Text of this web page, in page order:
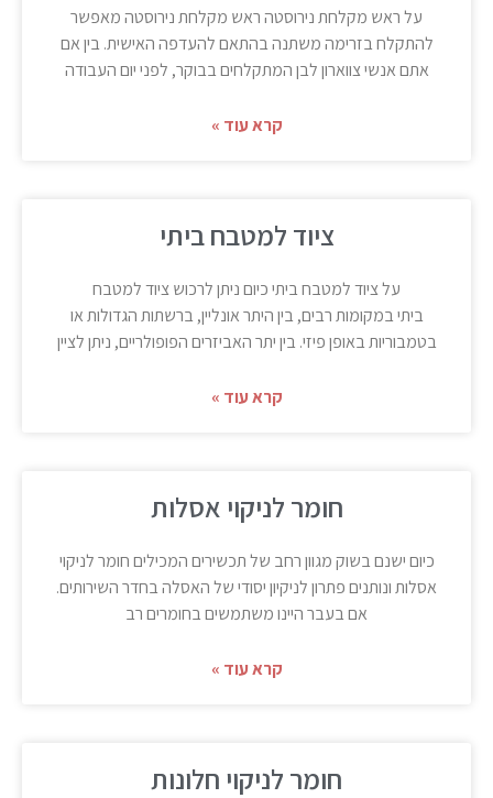
על ראש מקלחת נירוסטה ראש מקלחת נירוסטה מאפשר
להתקלח בזרימה משתנה בהתאם להעדפה האישית. בין אם
אתם אנשי צווארון לבן המתקלחים בבוקר, לפני יום העבודה
קרא עוד »
ציוד למטבח ביתי
על ציוד למטבח ביתי כיום ניתן לרכוש ציוד למטבח
ביתי במקומות רבים, בין היתר אונליין, ברשתות הגדולות או
בטמבוריות באופן פיזי. בין יתר האביזרים הפופולריים, ניתן לציין
קרא עוד »
חומר לניקוי אסלות
כיום ישנם בשוק מגוון רחב של תכשירים המכילים חומר לניקוי
אסלות ונותנים פתרון לניקיון יסודי של האסלה בחדר השירותים.
אם בעבר היינו משתמשים בחומרים רב
קרא עוד »
חומר לניקוי חלונות